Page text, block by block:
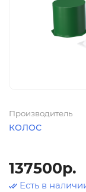
Производитель
КОЛОС
137500р.
Есть в